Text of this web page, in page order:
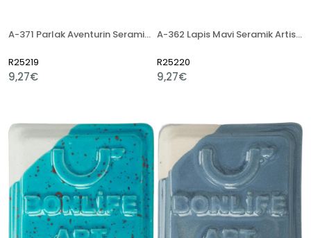
A-371 Parlak Aventurin Seramik Artistik Sır
R25219
9,27€
A-362 Lapis Mavi Seramik Artistik Sır
R25220
9,27€